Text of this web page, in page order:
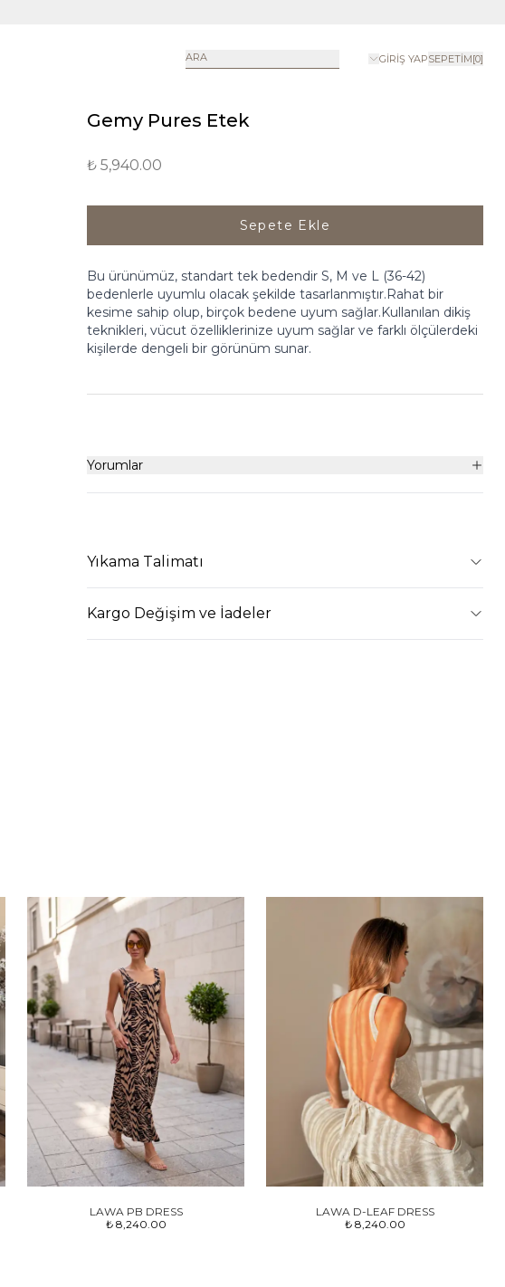
ARA GIRIŞ YAPSEPETIM[0]
Gemy Pures Etek
₺ 5,940.00
Sepete Ekle
Bu ürünümüz, standart tek bedendir S, M ve L (36-42)
bedenlerle uyumlu olacak şekilde tasarlanmıştır.Rahat bir
kesime sahip olup, birçok bedene uyum sağlar.Kullanılan dikiş
teknikleri, vücut özelliklerinize uyum sağlar ve farklı ölçülerdeki
kişilerde dengeli bir görünüm sunar.
Yorumlar
Yıkama Talimatı
Kargo Değişim ve İadeler
LAWA PB DRESS
₺ 8,240.00
LAWA D-LEAF DRESS
₺ 8,240.00